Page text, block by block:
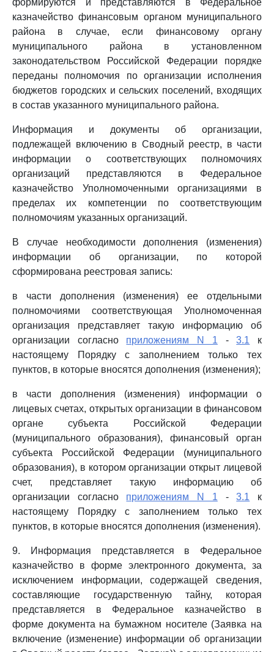
формируются и представляются в Федеральное
казначейство финансовым органом муниципального
района в случае, если финансовому органу
муниципального района в установленном
законодательством Российской Федерации порядке
переданы полномочия по организации исполнения
бюджетов городских и сельских поселений, входящих
в состав указанного муниципального района.
Информация и документы об организации,
подлежащей включению в Сводный реестр, в части
информации о соответствующих полномочиях
организаций представляются в Федеральное
казначейство Уполномоченными организациями в
пределах их компетенции по соответствующим
полномочиям указанных организаций.
В случае необходимости дополнения (изменения)
информации об организации, по которой
сформирована реестровая запись:
в части дополнения (изменения) ее отдельными
полномочиями соответствующая Уполномоченная
организация представляет такую информацию об
организации согласно приложениям N 1 -3.1 к
настоящему Порядку с заполнением только тех
пунктов, в которые вносятся дополнения (изменения);
в части дополнения (изменения) информации о
лицевых счетах, открытых организации в финансовом
органе субъекта Российской Федерации
(муниципального образования), финансовый орган
субъекта Российской Федерации (муниципального
образования), в котором организации открыт лицевой
счет, представляет такую информацию об
организации согласно приложениям N 1 -3.1 к
настоящему Порядку с заполнением только тех
пунктов, в которые вносятся дополнения (изменения).
9. Информация представляется в Федеральное
казначейство в форме электронного документа, за
исключением информации, содержащей сведения,
составляющие государственную тайну, которая
представляется в Федеральное казначейство в
форме документа на бумажном носителе (Заявка на
включение (изменение) информации об организации